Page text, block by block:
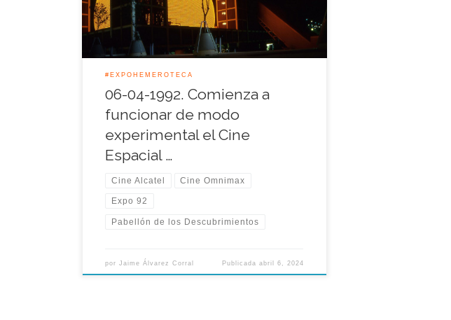
grandes pantallas de variadas formas, nada que
ver […]
#EXPOHEMEROTECA
06-04-1992. Comienza a
funcionar de modo
experimental el Cine
Espacial …
Cine Alcatel Cine Omnimax
Expo 92
Pabellón de los Descubrimientos
porJaime Álvarez Corral Publicada abril 6, 2024